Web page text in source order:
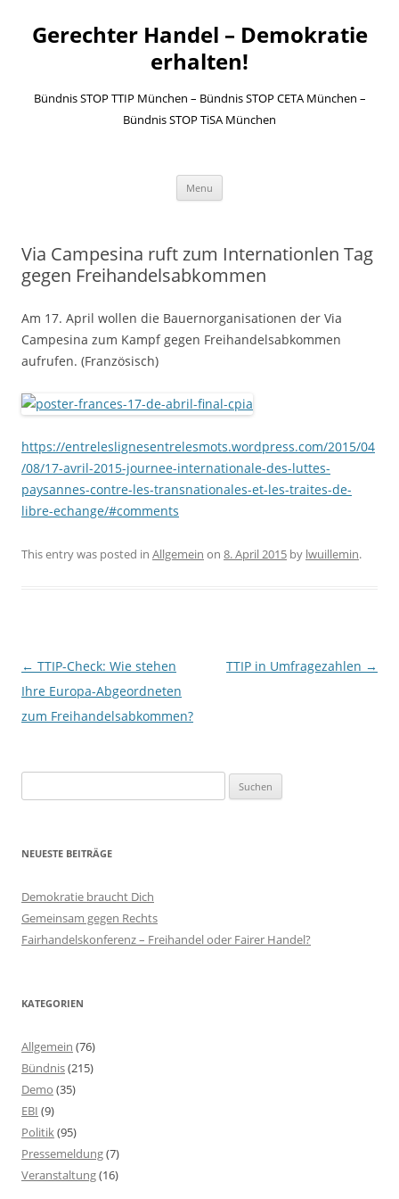
Gerechter Handel – Demokratie
erhalten!
Bündnis STOP TTIP München – Bündnis STOP CETA München –
Bündnis STOP TiSA München
Menu
Via Campesina ruft zum Internationlen Tag
gegen Freihandelsabkommen
Am 17. April wollen die Bauernorganisationen der Via
Campesina zum Kampf gegen Freihandelsabkommen
aufrufen. (Französisch)
https://entreleslignesentrelesmots.wordpress.com/2015/04
/08/17-avril-2015-journee-internationale-des-luttes-
paysannes-contre-les-transnationales-et-les-traites-de-
libre-echange/#comments
This entry was posted in Allgemein on 8. April 2015 by lwuillemin.
Post navigation
← TTIP-Check: Wie stehen
Ihre Europa-Abgeordneten
zum Freihandelsabkommen?
TTIP in Umfragezahlen →
nach:
NEUESTE BEITRÄGE
Demokratie braucht Dich
Gemeinsam gegen Rechts
Fairhandelskonferenz – Freihandel oder Fairer Handel?
KATEGORIEN
Allgemein (76)
Bündnis(215)
Demo (35)
EBI (9)
Politik(95)
Pressemeldung(7)
Veranstaltung(16)